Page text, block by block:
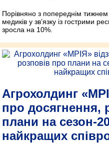
Порівняно з попереднім тижнем
медиків у зв’язку із гострими
зросла на 10%.
Агрохолдинг
про досягнення,
плани на сезон-
найкращих